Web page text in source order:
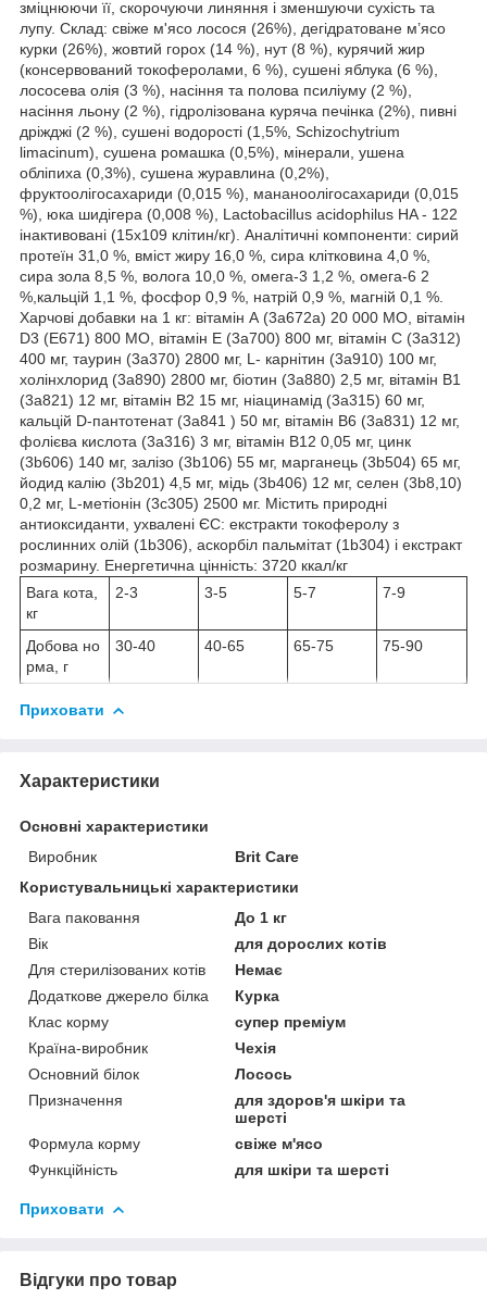
зміцнюючи її, скорочуючи линяння і зменшуючи сухість та
лупу. Склад: свіже м'ясо лосося (26%), дегідратоване м’ясо
курки (26%), жовтий горох (14 %), нут (8 %), курячий жир
(консервований токоферолами, 6 %), сушені яблука (6 %),
лососева олія (3 %), насіння та полова псиліуму (2 %),
насіння льону (2 %), гідролізована куряча печінка (2%), пивні
дріжджі (2 %), сушені водорості (1,5%, Schizochytrium
limacinum), сушена ромашка (0,5%), мінерали, ушена
обліпиха (0,3%), сушена журавлина (0,2%),
фруктоолігосахариди (0,015 %), мананоолігосахариди (0,015
%), юка шидігера (0,008 %), Lactobacillus acidophilus HA - 122
інактивовані (15x109 клітин/кг). Аналітичні компоненти: сирий
протеїн 31,0 %, вміст жиру 16,0 %, сира клітковина 4,0 %,
сира зола 8,5 %, волога 10,0 %, омега-3 1,2 %, омега-6 2
%,кальцій 1,1 %, фосфор 0,9 %, натрій 0,9 %, магній 0,1 %.
Харчові добавки на 1 кг: вітамін А (3a672a) 20 000 МО, вітамін
D3 (E671) 800 МО, вітамін Е (3a700) 800 мг, вітамін С (3a312)
400 мг, таурин (3a370) 2800 мг, L- карнітин (3a910) 100 мг,
холінхлорид (3a890) 2800 мг, біотин (3a880) 2,5 мг, вітамін B1
(3a821) 12 мг, вітамін B2 15 мг, ніацинамід (3a315) 60 мг,
кальцій D-пантотенат (3a841 ) 50 мг, вітамін B6 (3a831) 12 мг,
фолієва кислота (3a316) 3 мг, вітамін B12 0,05 мг, цинк
(3b606) 140 мг, залізо (3b106) 55 мг, марганець (3b504) 65 мг,
йодид калію (3b201) 4,5 мг, мідь (3b406) 12 мг, селен (3b8,10)
0,2 мг, L-метіонін (3c305) 2500 мг. Містить природні
антиоксиданти, ухвалені ЄС: екстракти токоферолу з
рослинних олій (1b306), аскорбіл пальмітат (1b304) і екстракт
розмарину. Енергетична цінність: 3720 ккал/кг
Вага кота,
кг
2-3 3-5 5-7 7-9
Добова но
рма, г
30-40 40-65 65-75 75-90
Приховати
Характеристики
Основні характеристики
Виробник
Brit Care
Користувальницькі характеристики
Вага паковання
До 1 кг
Вік
для дорослих котів
Для стерилізованих котів
Немає
Додаткове джерело білка
Курка
Клас корму
супер преміум
Країна-виробник
Чехія
Основний білок
Лосось
Призначення
для здоров'я шкіри та
шерсті
Формула корму
свіже м'ясо
Функційність
для шкіри та шерсті
Приховати
Відгуки про товар